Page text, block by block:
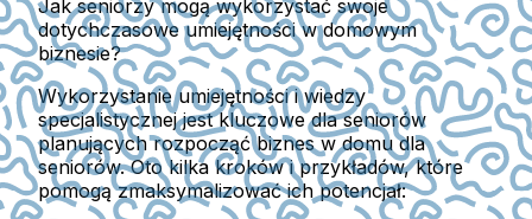
Jak seniorzy mogą wykorzystać swoje
dotychczasowe umiejętności w domowym
biznesie?
Wykorzystanie umiejętności i wiedzy
specjalistycznej jest kluczowe dla seniorów
planujących rozpocząć biznes w domu dla
seniorów. Oto kilka kroków i przykładów, które
pomogą zmaksymalizować ich potencjał: